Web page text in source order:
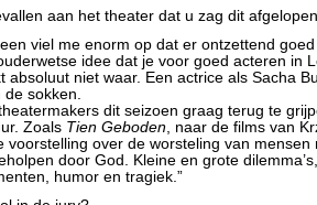
aan het theater dat u zag dit
viel me enorm op dat er ontzettend
idee dat je voor goed acteren in
absoluut niet waar. Een actrice als Sacha
de sokken.
dit seizoen graag terug te
Zoals Tien Geboden, naar de films van
voorstelling over de worsteling van mensen
door God. Kleine en grote
humor en tragiek.”